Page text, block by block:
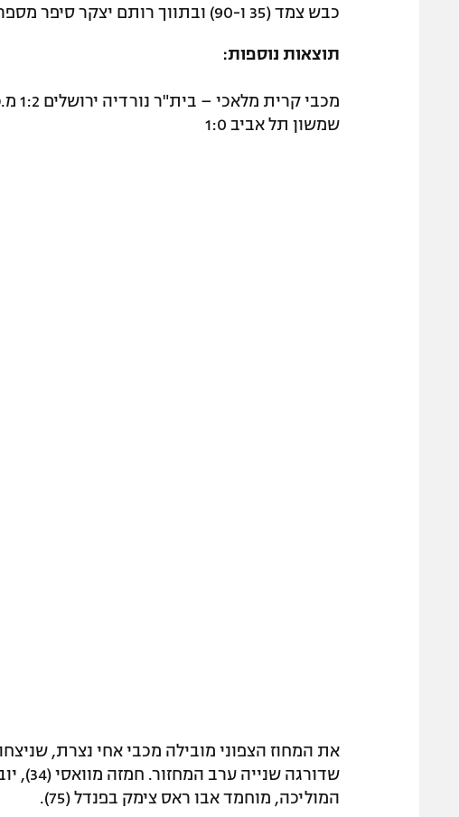
כבש צמד (35 ו-90) ובתווך רותם יצקר סיפר מספרת נפלאה (59).
תוצאות נוספות:
שמשון תל אביב 1:0
המוליכה, מוחמד אבו ראס צימק בפנדל (75).